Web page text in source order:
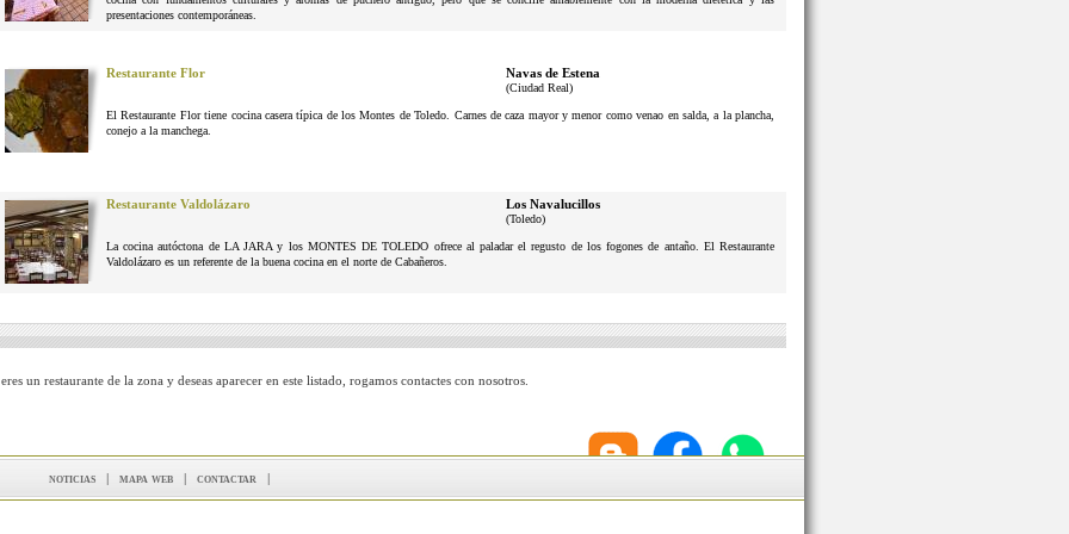
presentaciones contemporáneas.
Restaurante Flor Navas de Estena
(Ciudad Real)
El Restaurante Flor tiene cocina casera típica de los Montes de Toledo. Carnes de caza mayor y menor como venao en salda, a la plancha,
conejo a la manchega.
Restaurante Valdolázaro Los Navalucillos
(Toledo)
La cocina autóctona de LA JARA y los MONTES DE TOLEDO ofrece al paladar el regusto de los fogones de antaño. El Restaurante
Valdolázaro es un referente de la buena cocina en el norte de Cabañeros.
un restaurante de la zona y deseas aparecer en este listado, rogamos contactes con nosotros.
noticias | mapa web | contactar |